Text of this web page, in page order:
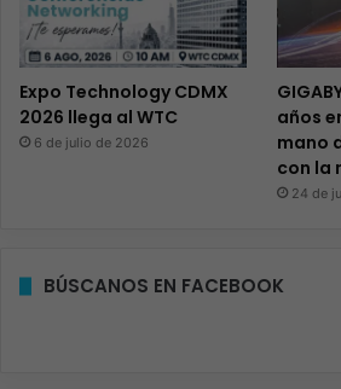
Expo Technology CDMX
2026 llega al WTC
6 de julio de 2026
años
mano
con la
24 de
BÚSCANOS EN FACEBOOK